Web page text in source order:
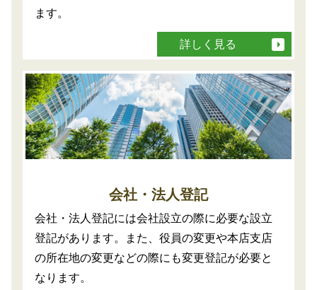
ます。
詳しく見る
会社・法人登記
会社・法人登記には会社設立の際に必要な設立
登記があります。また、役員の変更や本店支店
の所在地の変更などの際にも変更登記が必要と
なります。